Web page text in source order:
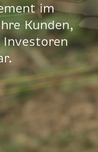
im
Kunden,